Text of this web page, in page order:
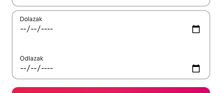
Dolazak
Odlazak